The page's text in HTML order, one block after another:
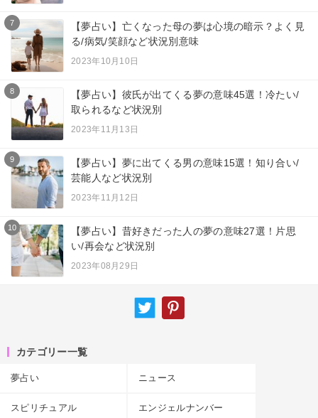
7
【夢占い】亡くなった母の夢は心境の暗示？よく見
る/病気/笑顔など状況別意味
2023年10月10日
8
【夢占い】彼氏が出てくる夢の意味45選！冷たい/
取られるなど状況別
2023年11月13日
9
【夢占い】夢に出てくる男の意味15選！知り合い/
芸能人など状況別
2023年11月12日
10
【夢占い】昔好きだった人の夢の意味27選！片思
い/再会など状況別
2023年08月29日
カテゴリー一覧
夢占い ニュース
スピリチュアル エンジェルナンバー